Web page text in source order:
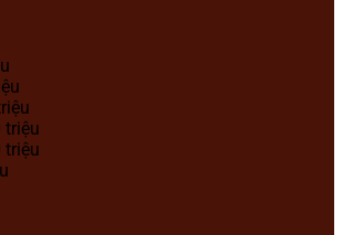
triệu
triệu